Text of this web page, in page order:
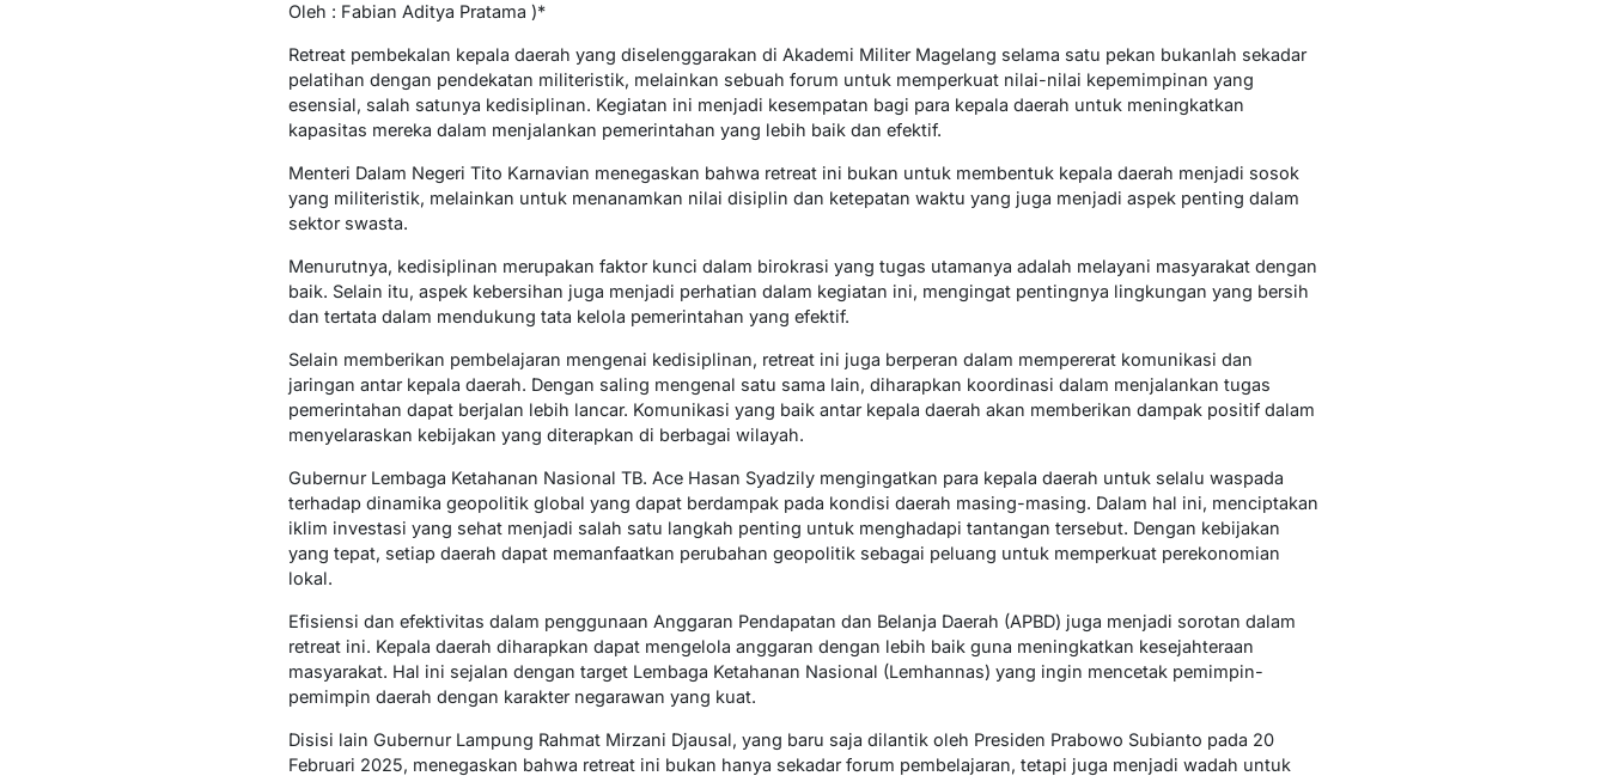
Oleh : Fabian Aditya Pratama )*
Retreat pembekalan kepala daerah yang diselenggarakan di Akademi Militer Magelang selama satu pekan bukanlah sekadar
pelatihan dengan pendekatan militeristik, melainkan sebuah forum untuk memperkuat nilai-nilai kepemimpinan yang
esensial, salah satunya kedisiplinan. Kegiatan ini menjadi kesempatan bagi para kepala daerah untuk meningkatkan
kapasitas mereka dalam menjalankan pemerintahan yang lebih baik dan efektif.
Menteri Dalam Negeri Tito Karnavian menegaskan bahwa retreat ini bukan untuk membentuk kepala daerah menjadi sosok
yang militeristik, melainkan untuk menanamkan nilai disiplin dan ketepatan waktu yang juga menjadi aspek penting dalam
sektor swasta.
Menurutnya, kedisiplinan merupakan faktor kunci dalam birokrasi yang tugas utamanya adalah melayani masyarakat dengan
baik. Selain itu, aspek kebersihan juga menjadi perhatian dalam kegiatan ini, mengingat pentingnya lingkungan yang bersih
dan tertata dalam mendukung tata kelola pemerintahan yang efektif.
Selain memberikan pembelajaran mengenai kedisiplinan, retreat ini juga berperan dalam mempererat komunikasi dan
jaringan antar kepala daerah. Dengan saling mengenal satu sama lain, diharapkan koordinasi dalam menjalankan tugas
pemerintahan dapat berjalan lebih lancar. Komunikasi yang baik antar kepala daerah akan memberikan dampak positif dalam
menyelaraskan kebijakan yang diterapkan di berbagai wilayah.
Gubernur Lembaga Ketahanan Nasional TB. Ace Hasan Syadzily mengingatkan para kepala daerah untuk selalu waspada
terhadap dinamika geopolitik global yang dapat berdampak pada kondisi daerah masing-masing. Dalam hal ini, menciptakan
iklim investasi yang sehat menjadi salah satu langkah penting untuk menghadapi tantangan tersebut. Dengan kebijakan
yang tepat, setiap daerah dapat memanfaatkan perubahan geopolitik sebagai peluang untuk memperkuat perekonomian
lokal.
Efisiensi dan efektivitas dalam penggunaan Anggaran Pendapatan dan Belanja Daerah (APBD) juga menjadi sorotan dalam
retreat ini. Kepala daerah diharapkan dapat mengelola anggaran dengan lebih baik guna meningkatkan kesejahteraan
masyarakat. Hal ini sejalan dengan target Lembaga Ketahanan Nasional (Lemhannas) yang ingin mencetak pemimpin-
pemimpin daerah dengan karakter negarawan yang kuat.
Disisi lain Gubernur Lampung Rahmat Mirzani Djausal, yang baru saja dilantik oleh Presiden Prabowo Subianto pada 20
Februari 2025, menegaskan bahwa retreat ini bukan hanya sekadar forum pembelajaran, tetapi juga menjadi wadah untuk